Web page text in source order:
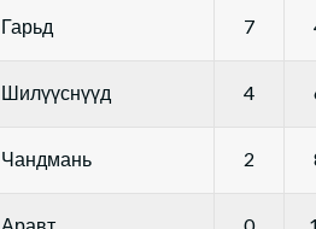
Гарьд 7
Шилүүснүүд 4
Чандмань 2